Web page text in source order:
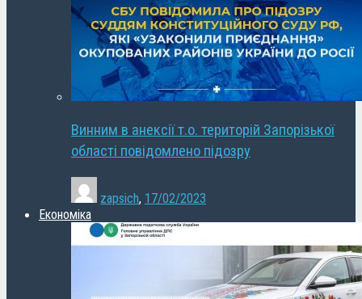
Винним в анексії т.о. територій Запорізької
області повідомлено підозру
zapsich, 17/02/2023
Економіка